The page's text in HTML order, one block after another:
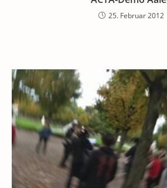
25. Februar 2012